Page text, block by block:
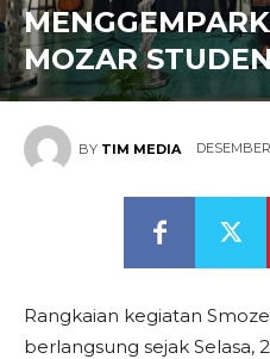
MOZAR
BY TIM MEDIA
Rangkaian kegiatan
berlangsung sejak